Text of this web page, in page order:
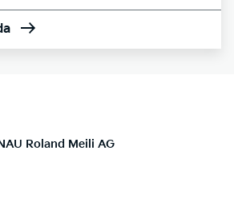
Roland Meili AG